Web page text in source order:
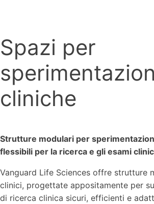
Spazi per
cliniche
Strutture modulari per
flessibili per la ricerca e gli esami
Vanguard Life Sciences offre strutture
clinici, progettate appositamente per
di ricerca clinica sicuri, efficienti e